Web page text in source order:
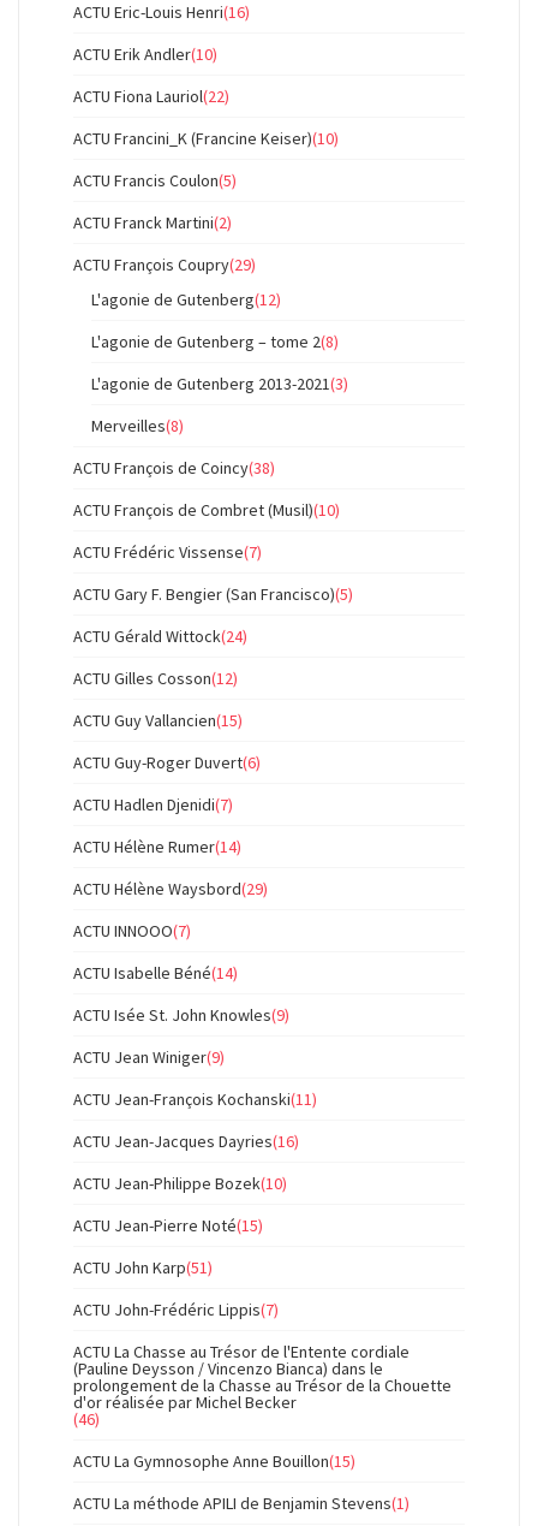
ACTU Eric-Louis Henri(16)
ACTU Erik Andler(10)
ACTU Fiona Lauriol(22)
ACTU Francini_K (Francine Keiser)(10)
ACTU Francis Coulon(5)
ACTU Franck Martini(2)
ACTU François Coupry(29)
L'agonie de Gutenberg(12)
L'agonie de Gutenberg – tome 2(8)
L'agonie de Gutenberg 2013-2021(3)
Merveilles(8)
ACTU François de Coincy(38)
ACTU François de Combret (Musil)(10)
ACTU Frédéric Vissense(7)
ACTU Gary F. Bengier (San Francisco)(5)
ACTU Gérald Wittock(24)
ACTU Gilles Cosson(12)
ACTU Guy Vallancien(15)
ACTU Guy-Roger Duvert(6)
ACTU Hadlen Djenidi(7)
ACTU Hélène Rumer(14)
ACTU Hélène Waysbord(29)
ACTU INNOOO(7)
ACTU Isabelle Béné(14)
ACTU Isée St. John Knowles(9)
ACTU Jean Winiger(9)
ACTU Jean-François Kochanski(11)
ACTU Jean-Jacques Dayries(16)
ACTU Jean-Philippe Bozek(10)
ACTU Jean-Pierre Noté(15)
ACTU John Karp(51)
ACTU John-Frédéric Lippis(7)
ACTU La Chasse au Trésor de l'Entente cordiale
(Pauline Deysson / Vincenzo Bianca) dans le
prolongement de la Chasse au Trésor de la Chouette
d'or réalisée par Michel Becker
(46)
ACTU La Gymnosophe Anne Bouillon(15)
ACTU La méthode APILI de Benjamin Stevens(1)